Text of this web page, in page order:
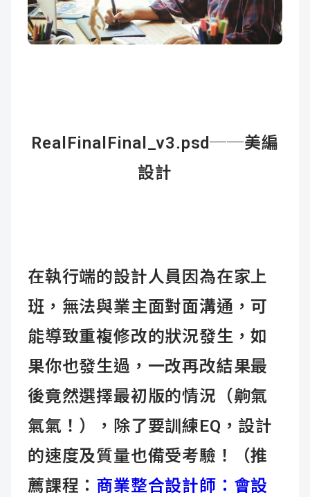
RealFinalFinal_v3.psd──美編
設計
在執行端的設計人員因為在家上
班，無法與業主面對面溝通，可
能導致重複修改的狀況發生，如
果你也發生過，一改再改結果最
後竟然選擇最初版的情況（齁氣
氣氣！），除了要訓練EQ，設計
的速度及質量也備受考驗！
（推
薦課程： 商業整合設計師：會設